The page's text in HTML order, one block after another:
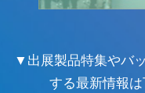
▼出展製品特集やバ
する最新情報